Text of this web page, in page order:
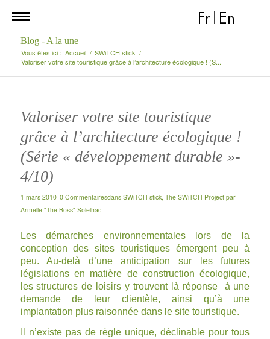
Fr En
Blog - A la une
Vous êtes ici : Accueil / SWiTCH stick /
Valoriser votre site touristique grâce à l’architecture écologique ! (S...
Valoriser votre site touristique
grâce à l’architecture écologique !
(Série « développement durable »-
4/10)
1 mars 2010 0 Commentairesdans SWiTCH stick, The SWiTCH Project par
Armelle "The Boss" Solelhac
Les démarches environnementales lors de la
conception des sites touristiques émergent peu à
peu. Au-delà d’une anticipation sur les futures
législations en matière de construction écologique,
les structures de loisirs y trouvent là réponse à une
demande de leur clientèle, ainsi qu’à une
implantation plus raisonnée dans le site touristique.
Il n’existe pas de règle unique, déclinable pour tous